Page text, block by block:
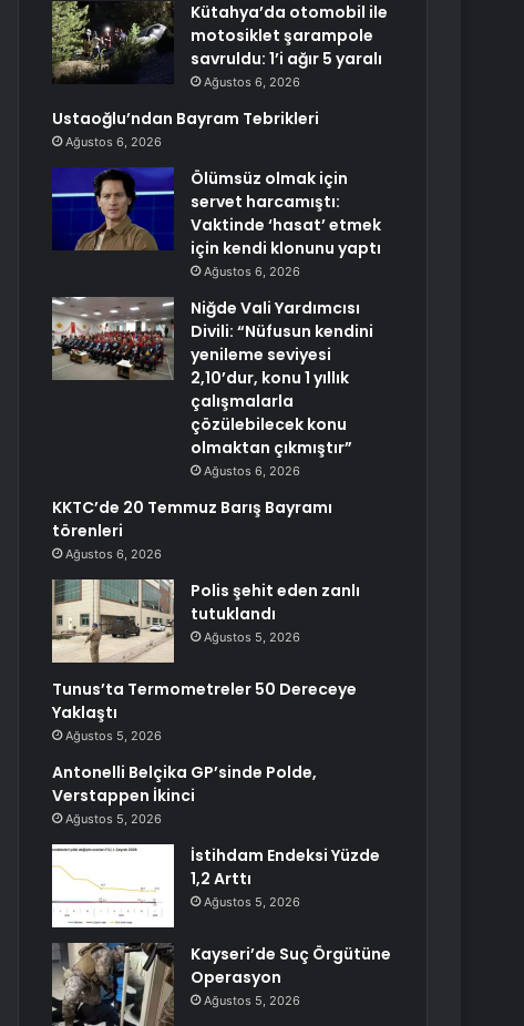
Kütahya’da otomobil ile
motosiklet şarampole
savruldu: 1’i ağır 5 yaralı
Ağustos 6, 2026
Ustaoğlu’ndan Bayram Tebrikleri
Ağustos 6, 2026
Ölümsüz olmak için
servet harcamıştı:
Vaktinde ‘hasat’ etmek
için kendi klonunu yaptı
Ağustos 6, 2026
Niğde Vali Yardımcısı
Divili: “Nüfusun kendini
yenileme seviyesi
2,10’dur, konu 1 yıllık
çalışmalarla
çözülebilecek konu
olmaktan çıkmıştır”
Ağustos 6, 2026
KKTC’de 20 Temmuz Barış Bayramı
törenleri
Ağustos 6, 2026
Polis şehit eden zanlı
tutuklandı
Ağustos 5, 2026
Tunus’ta Termometreler 50 Dereceye
Yaklaştı
Ağustos 5, 2026
Antonelli Belçika GP’sinde Polde,
Verstappen İkinci
Ağustos 5, 2026
İstihdam Endeksi Yüzde
1,2 Arttı
Ağustos 5, 2026
Kayseri’de Suç Örgütüne
Operasyon
Ağustos 5, 2026